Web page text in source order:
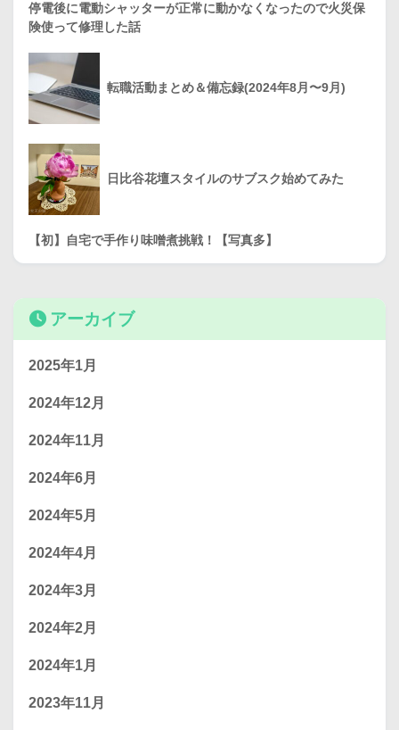
停電後に電動シャッターが正常に動かなくなったので火災保
険使って修理した話
転職活動まとめ＆備忘録(2024年8月〜9月)
日比谷花壇スタイルのサブスク始めてみた
【初】自宅で手作り味噌煮挑戦！【写真多】
アーカイブ
2025年1月
2024年12月
2024年11月
2024年6月
2024年5月
2024年4月
2024年3月
2024年2月
2024年1月
2023年11月